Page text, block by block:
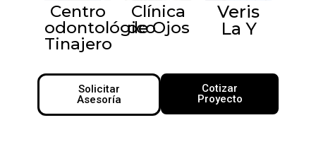
Centro
odontológico
Tinajero
Clínica
de Ojos
Veris
La Y
Solicitar
Asesoría
Cotizar
Proyecto